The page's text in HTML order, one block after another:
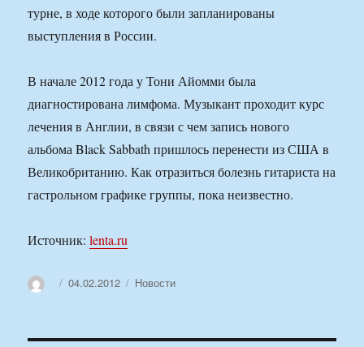
турне, в ходе которого были запланированы
выступления в России.
В начале 2012 года у Тони Айомми была
диагностирована лимфома. Музыкант проходит курс
лечения в Англии, в связи с чем запись нового
альбома Black Sabbath пришлось перенести из США в
Великобританию. Как отразиться болезнь гитариста на
гастрольном графике группы, пока неизвестно.
Источник:lenta.ru
АвторОпубликовано
04.02.2012 Рубрики
Новости